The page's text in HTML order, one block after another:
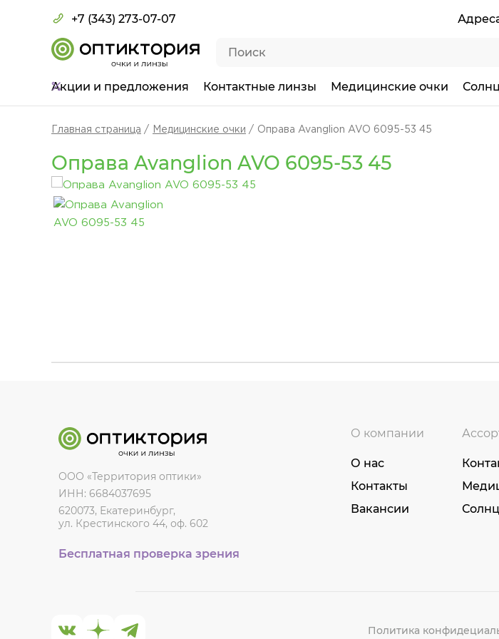
+7 (343) 273-07-07
Акции и предложения Контактные линзы Медицинские очки
Главная страница Медицинские очки Оправа Avanglion AVO 6095-53 45
Оправа Avanglion AVO 6095-53 45
ООО «Территория оптики»
ИНН: 6684037695
620073, Екатеринбург,
ул. Крестинского 44, оф. 602
Бесплатная проверка зрения
О компании
О нас
Контакты
Вакансии
Политика